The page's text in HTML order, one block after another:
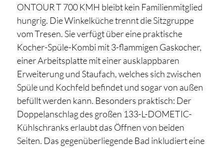
ONTOUR T 700 KMH bleibt kein Familienmitglied
hungrig. Die Winkelküche trennt die Sitzgruppe
vom Tresen. Sie verfügt über eine praktische
Kocher-Spüle-Kombi mit 3-flammigen Gaskocher,
einer Arbeitsplatte mit einer ausklappbaren
Erweiterung und Staufach, welches sich zwischen
Spüle und Kochfeld befindet und sogar von außen
befüllt werden kann. Besonders praktisch: Der
Doppelanschlag des großen 133-L-DOMETIC-
Kühlschranks erlaubt das Öffnen von beiden
Seiten. Das gegenüberliegende Bad inkludiert eine